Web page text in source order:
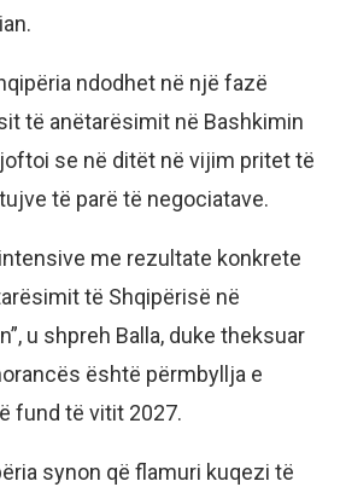
ndodhet në një fazë
të anëtarësimit në Bashkimin
se në ditët në vijim pritet të
të parë të negociatave.
me rezultate konkrete
të Shqipërisë në
u shpreh Balla, duke theksuar
është përmbyllja e
fund të vitit 2027.
synon që flamuri kuqezi të